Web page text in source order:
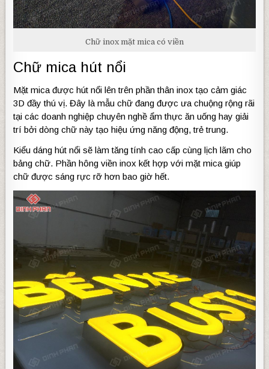
Chữ inox mặt mica có viền
Chữ mica hút nổi
Mặt mica được hút nổi lên trên phần thân inox tạo cảm giác
3D đầy thú vị. Đây là mẫu chữ đang được ưa chuộng rộng rãi
tại các doanh nghiệp chuyên nghề ẩm thực ăn uống hay giải
trí bởi dòng chữ này tạo hiệu ứng năng động, trẻ trung.
Kiểu dáng hút nổi sẽ làm tăng tính cao cấp cùng lịch lãm cho
bảng chữ. Phần hông viền inox kết hợp với mặt mica giúp
chữ được sáng rực rỡ hơn bao giờ hết.